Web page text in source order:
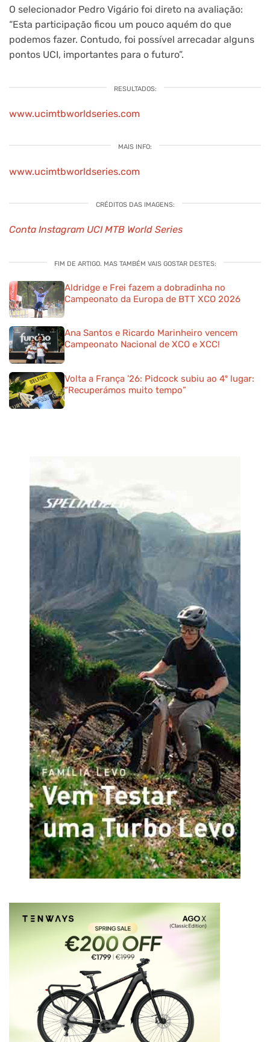
O selecionador Pedro Vigário foi direto na avaliação:
“Esta participação ficou um pouco aquém do que
podemos fazer. Contudo, foi possível arrecadar alguns
pontos UCI, importantes para o futuro”.
RESULTADOS:
www.ucimtbworldseries.com
MAIS INFO:
www.ucimtbworldseries.com
CRÉDITOS DAS IMAGENS:
Conta Instagram UCI MTB World Series
FIM DE ARTIGO. MAS TAMBÉM VAIS GOSTAR DESTES:
Aldridge e Frei fazem a dobradinha no
Campeonato da Europa de BTT XCO 2026
Ana Santos e Ricardo Marinheiro vencem
Campeonato Nacional de XCO e XCC!
Volta a França ’26: Pidcock subiu ao 4º lugar:
“Recuperámos muito tempo”